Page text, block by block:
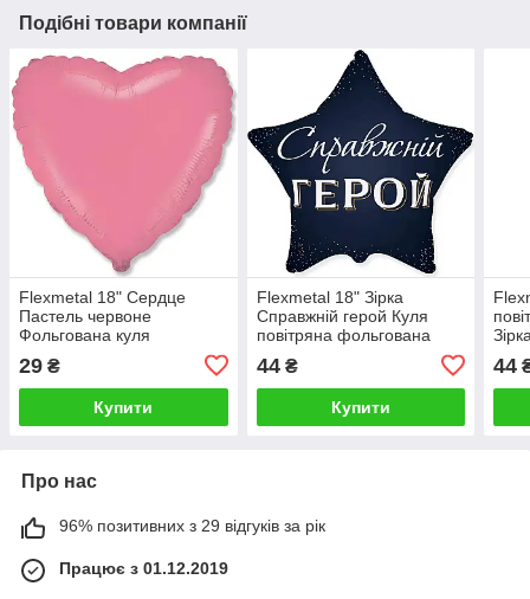
Подібні товари компанії
Flexmetal 18" Сердце
Пастель червоне
Фольгована куля
29 ₴
Купити
Flexmetal 18" Зірка
Справжній герой Куля
повітряна фольгована
44₴
Купити
44
Про нас
96% позитивних з 29 відгуків за рік
Працює з 01.12.2019